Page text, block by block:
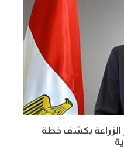
وزير الزراعة يكشف خطة